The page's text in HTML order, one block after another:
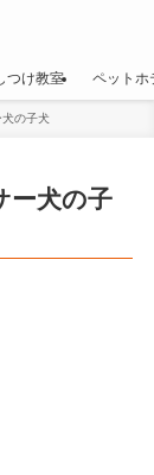
つけ教室 ペットホ
の子犬
ー犬の子